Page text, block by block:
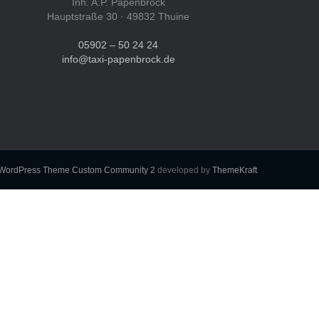
Hauptstraße 30 · 49832 Thuine
05902 – 50 24 24
info@taxi-papenbrock.de
Theme Custom Community 2 developed by ThemeKraft